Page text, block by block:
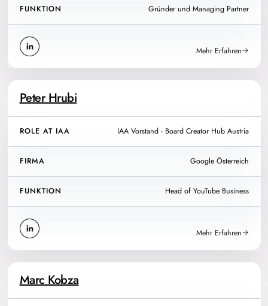
FUNKTION Gründer und Managing Partner
Mehr Erfahren
Peter Hrubi
ROLE AT IAA IAA Vorstand - Board Creator Hub Austria
FIRMA Google Österreich
FUNKTION Head of YouTube Business
Mehr Erfahren
Marc Kobza